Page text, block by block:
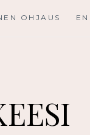
OHJAUS